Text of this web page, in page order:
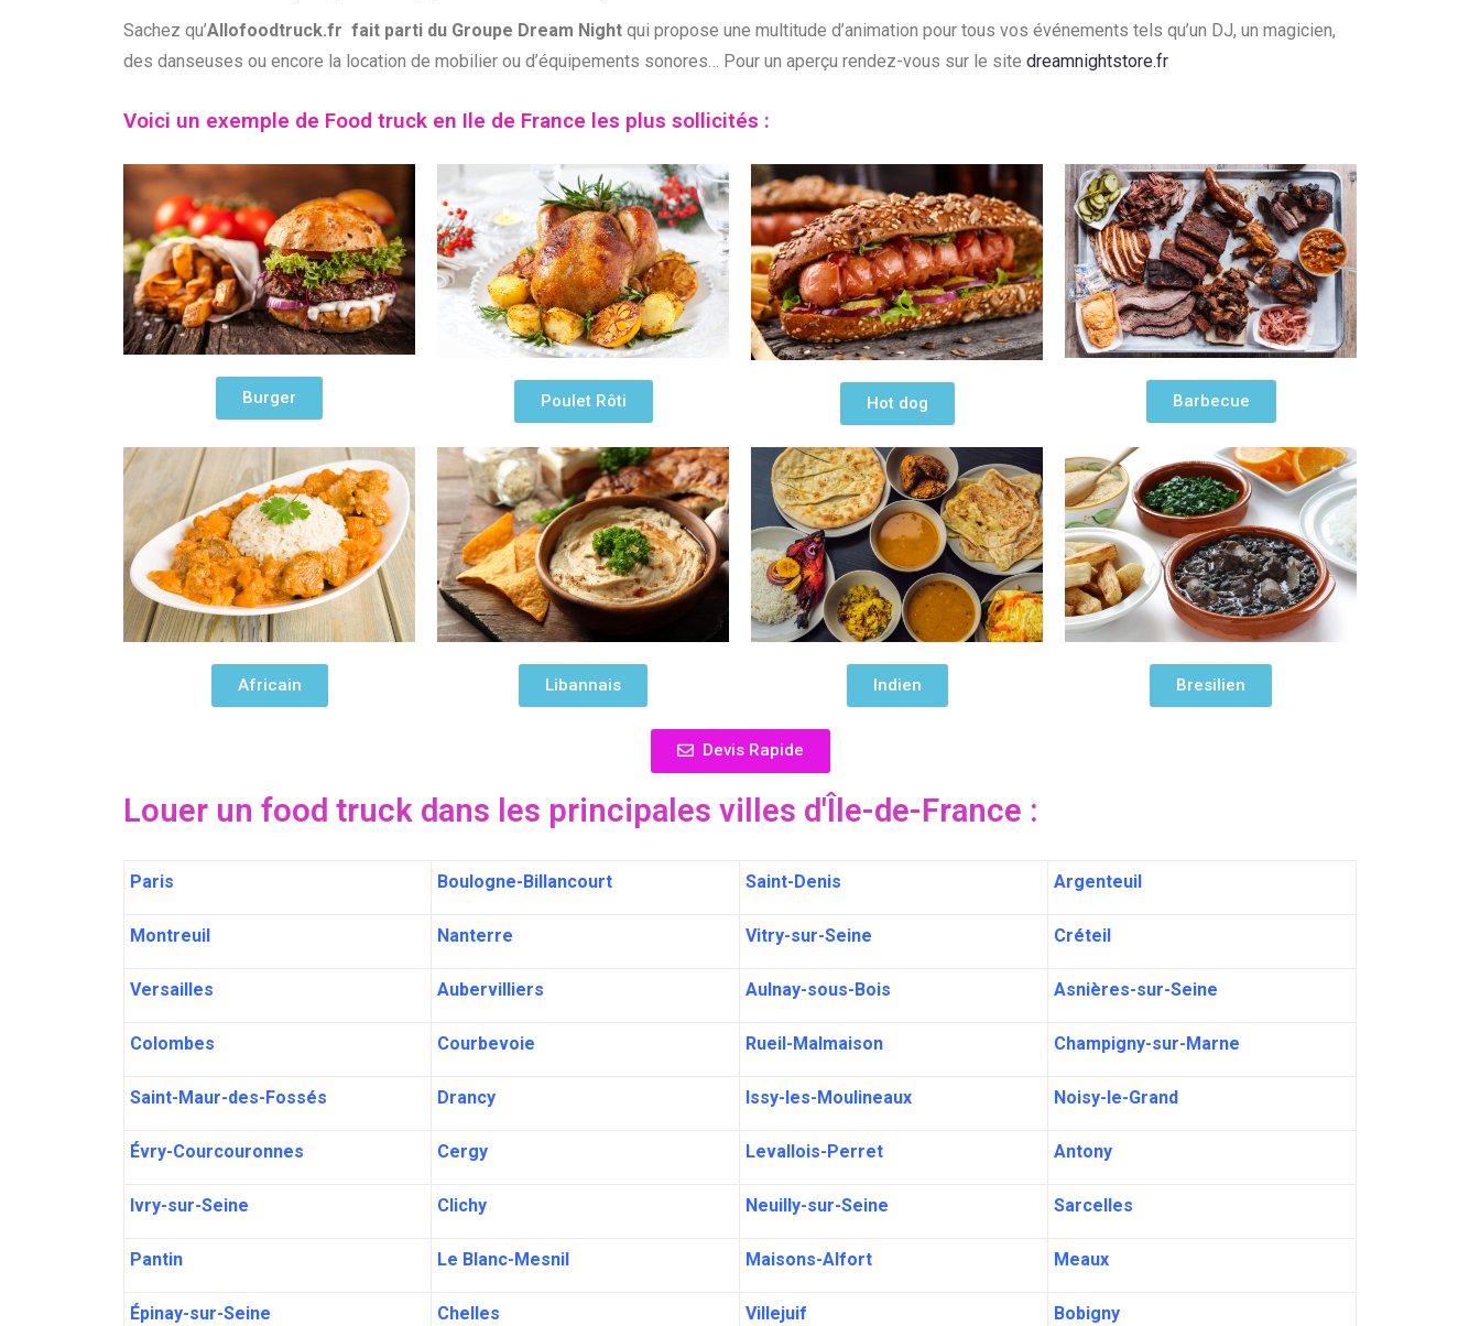
Sachez qu’Allofoodtruck.fr fait parti du Groupe Dream Night qui propose une multitude d’animation pour tous vos événements tels qu’un DJ, un magicien,
des danseuses ou encore la location de mobilier ou d’équipements sonores… Pour un aperçu rendez-vous sur le site dreamnightstore.fr
Voici un exemple de Food truck en Ile de France les plus sollicités :
Burger Poulet Rôti Hot dog Barbecue
Africain Libannais Indien Bresilien
Devis Rapide
Louer un food truck dans les principales villes d'Île-de-France :
Paris Boulogne-Billancourt Saint-Denis Argenteuil
Montreuil Nanterre Vitry-sur-Seine Créteil
Versailles Aubervilliers Aulnay-sous-Bois Asnières-sur-Seine
Colombes Courbevoie Rueil-Malmaison Champigny-sur-Marne
Saint-Maur-des-Fossés Drancy Issy-les-Moulineaux Noisy-le-Grand
Évry-Courcouronnes Cergy Levallois-Perret Antony
Ivry-sur-Seine Clichy Neuilly-sur-Seine Sarcelles
Pantin Le Blanc-Mesnil Maisons-Alfort Meaux
Épinay-sur-Seine Chelles Villejuif Bobigny